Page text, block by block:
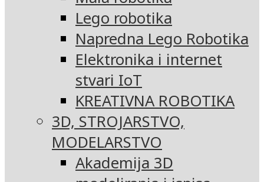
Lego robotika
Napredna Lego Robotika
Elektronika i internet
stvari IoT
KREATIVNA ROBOTIKA
3D, STROJARSTVO,
MODELARSTVO
Akademija 3D